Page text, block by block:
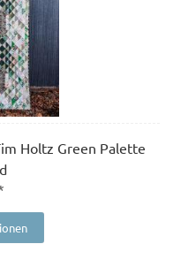
Holtz Green Palette